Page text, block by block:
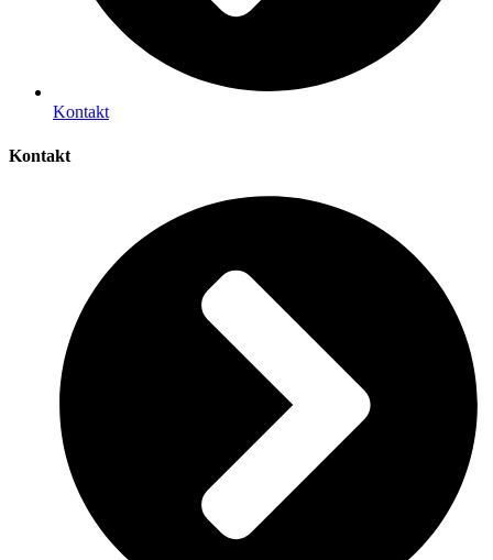
Kontakt
Kontakt